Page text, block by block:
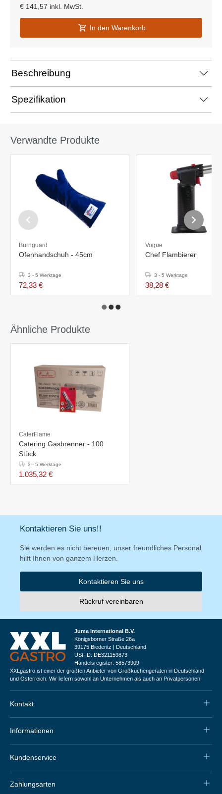
€ 141,57 inkl. MwSt.
In den Warenkorb
Beschreibung
Spezifikation
Verwandte Produkte
Burnguard
Ofenhandschuh - 45cm
3 - 5 Werktage
72,33 €
Vogue
Chef Flambierer
3 - 5 Werktage
38,28 €
Ähnliche Produkte
CaterFlame
Catering Gasbrenner - 100
Stück
3 - 5 Werktage
1.035,32 €
Kontaktieren Sie uns!!
Sie werden es nicht bereuen, unser freundliches Personal
hilft Ihnen von ganzem Herzen.
Kontaktieren Sie uns
Rückruf vereinbaren
Juma International B.V.
Königsborner Straße 26a
39175 Biederitz | Deutschland
USt-ID: DE321159873
Handelsregister: 58573909
XXLgastro ist einer der größten Anbieter von Großküchengeräten in Deutschland
und Österreich. Wir liefern sowohl an Unternehmen als auch an Privatpersonen.
Kontakt
Informationen
Kundenservice
Zahlungsarten